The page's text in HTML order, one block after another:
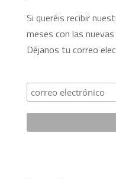
Si queréis recibir
meses con las
Déjanos tu correo